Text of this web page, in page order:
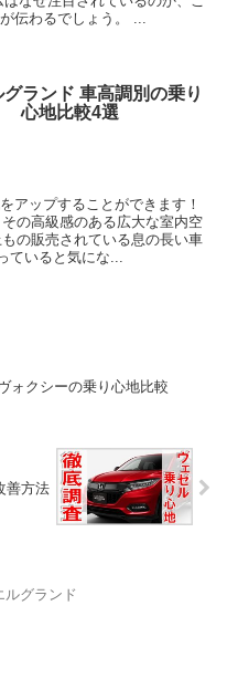
伝わるでしょう。 ...
グランド 車高調別の乗り
心地比較4選
アップすることができます！
の高級感のある広大な室内空
の販売されている息の長い車
ていると気にな...
ォクシーの乗り心地比較
善方法
ルグランド